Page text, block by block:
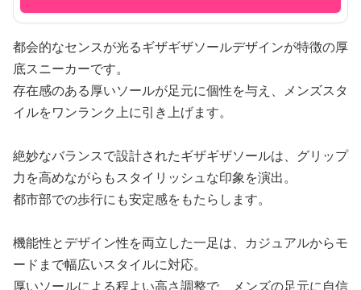
都会的なセンスが光るギザギザソールデザインが特徴の厚
底スニーカーです。
存在感のある厚いソールが足元に個性を与え、メンズスタ
イルをワンランク上に引き上げます。
絶妙なバランスで設計されたギザギザソールは、グリップ
力を高めながらもスタイリッシュな印象を演出。
都市部での歩行にも安定感をもたらします。
機能性とデザイン性を両立した一足は、カジュアルからモ
ードまで幅広いスタイルに対応。
厚いソールによる程よい高さ調整で、メンズの足元に自信